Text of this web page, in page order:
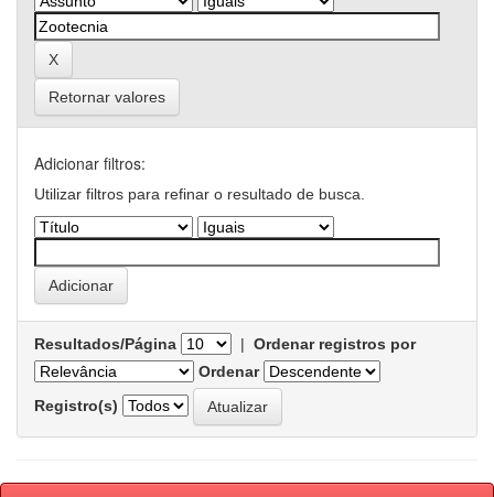
Retornar valores
Adicionar filtros:
Utilizar filtros para refinar o resultado de busca.
Resultados/Página | Ordenar registros por
Ordenar
Registro(s)